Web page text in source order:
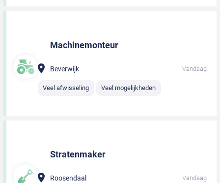
Machinemonteur
Beverwijk Vandaag
Veel afwisseling Veel mogelijkheden
Stratenmaker
Roosendaal Vandaag